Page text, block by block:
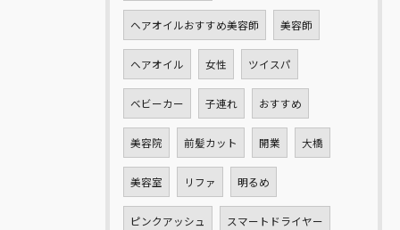
ヘアオイルおすすめ美容師 美容師
ヘアオイル 女性 ツイスパ
ベビーカー 子連れ おすすめ
美容院 前髪カット 開業 大橋
美容室 リファ 明るめ
ピンクアッシュ スマートドライヤー